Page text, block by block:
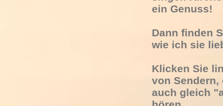
ein Genuss!
Dann finden
wie ich sie
Klicken Sie
von Sendern,
auch gleich